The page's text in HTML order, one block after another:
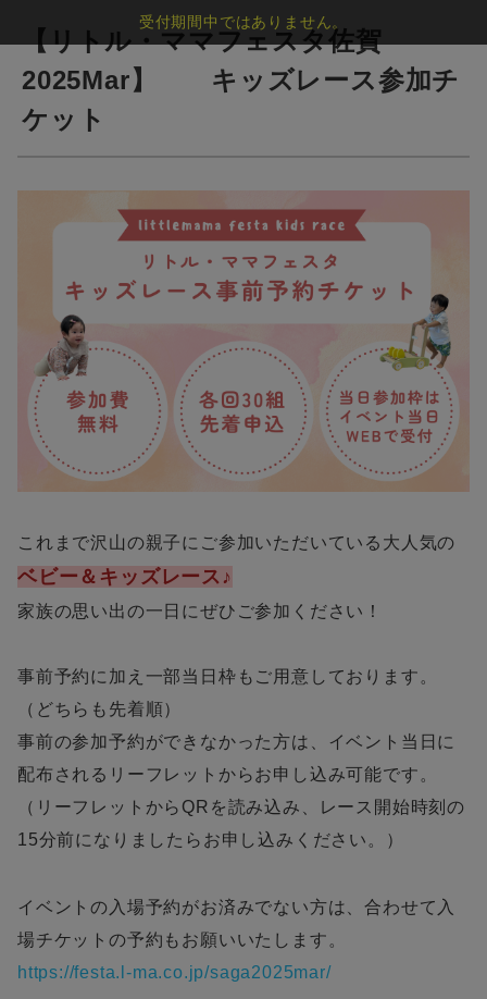
【リトル・ママフェスタ佐賀
2025Mar】 キッズレース参加チ
ケット
これまで沢山の親子にご参加いただいている大人気の
ベビー＆キッズレース♪
家族の思い出の一日にぜひご参加ください！
事前予約に加え一部当日枠もご用意しております。
（どちらも先着順）
事前の参加予約ができなかった方は、イベント当日に
配布されるリーフレットからお申し込み可能です。
（リーフレットからQRを読み込み、レース開始時刻の
15分前になりましたらお申し込みください。）
イベントの入場予約がお済みでない方は、合わせて入
場チケットの予約もお願いいたします。
https://festa.l-ma.co.jp/saga2025mar/
受付期間中ではありません。